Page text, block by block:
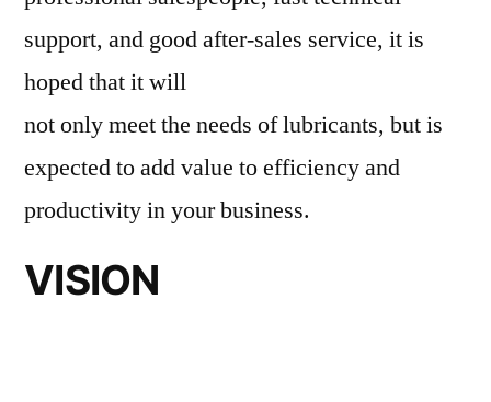
support, and good after-sales service, it is
hoped that it will
not only meet the needs of lubricants, but is
expected to add value to efficiency and
productivity in your business.
VISION